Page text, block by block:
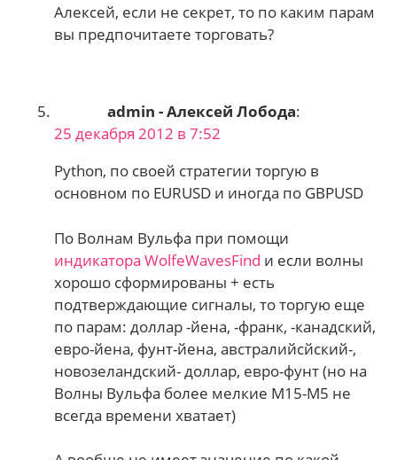
Алексей, если не секрет, то по каким парам
вы предпочитаете торговать?
admin - Алексей Лобода:
25 декабря 2012 в 7:52
Python, по своей стратегии торгую в
основном по EURUSD и иногда по GBPUSD
По Волнам Вульфа при помощи
индикатора WolfeWavesFind и если волны
хорошо сформированы + есть
подтверждающие сигналы, то торгую еще
по парам: доллар -йена, -франк, -канадский,
евро-йена, фунт-йена, австралийсйский-,
новозеландский- доллар, евро-фунт (но на
Волны Вульфа более мелкие M15-M5 не
всегда времени хватает)